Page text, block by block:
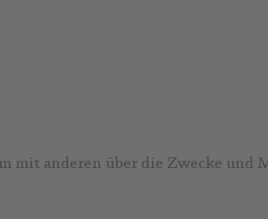
mit anderen über die Zwecke und